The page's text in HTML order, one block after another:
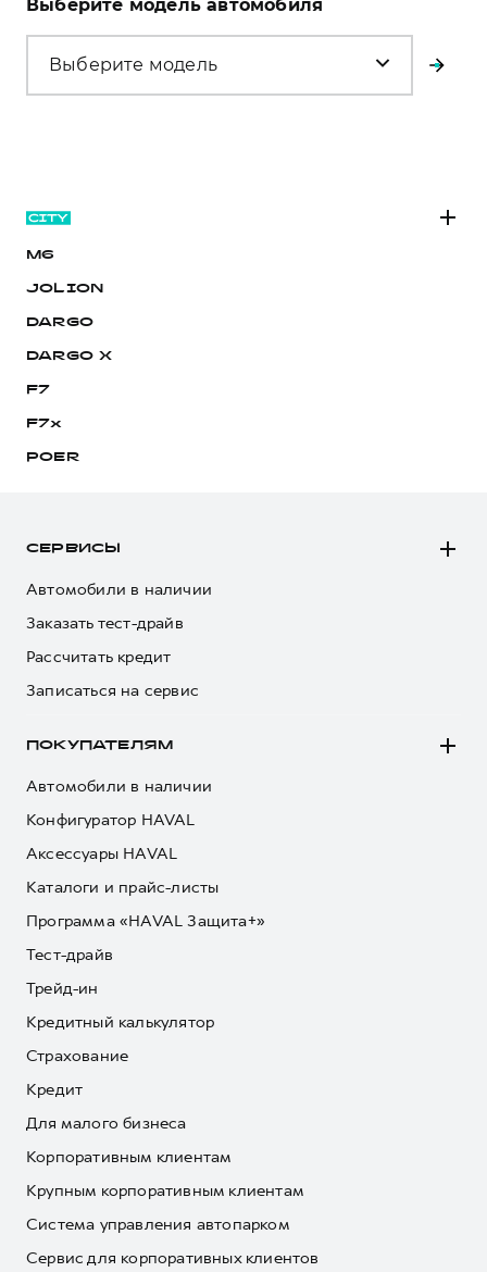
Выберите модель автомобиля
Выберите модель
M6
JOLION
DARGO
DARGO Х
F7
F7x
POER
СЕРВИСЫ
Автомобили в наличии
Заказать тест-драйв
Рассчитать кредит
Записаться на сервис
ПОКУПАТЕЛЯМ
Автомобили в наличии
Конфигуратор HAVAL
Аксессуары HAVAL
Каталоги и прайс-листы
Программа «HAVAL Защита+»
Тест-драйв
Трейд-ин
Кредитный калькулятор
Страхование
Кредит
Для малого бизнеса
Корпоративным клиентам
Крупным корпоративным клиентам
Система управления автопарком
Сервис для корпоративных клиентов